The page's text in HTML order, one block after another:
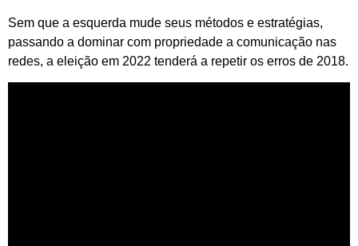
Sem que a esquerda mude seus métodos e estratégias,
passando a dominar com propriedade a comunicação nas
redes, a eleição em 2022 tenderá a repetir os erros de 2018.